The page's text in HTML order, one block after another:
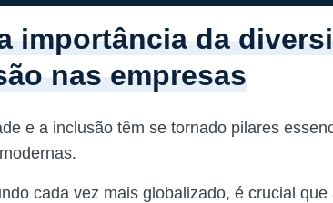
importância da
nas empresas
e a inclusão têm se tornado pilares
cada vez mais globalizado, é crucial